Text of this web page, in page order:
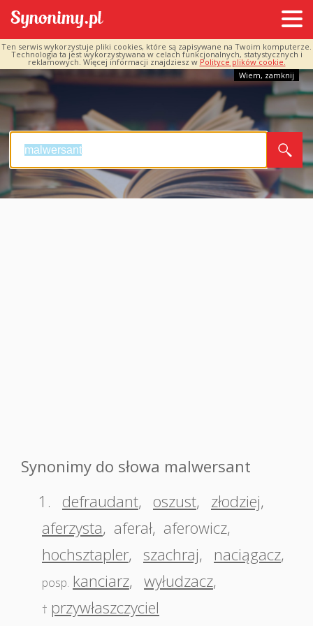
Ten serwis wykorzystuje pliki cookies, które są zapisywane na Twoim komputerze.
Technologia ta jest wykorzystywana w celach funkcjonalnych, statystycznych i
reklamowych. Więcej informacji znajdziesz w Polityce plików cookie.
Wiem, zamknij
Synonimy do słowa malwersant
1.
defraudant, oszust, złodziej,
aferzysta, aferał, aferowicz,
hochsztapler, szachraj, naciągacz,
posp. kanciarz, wyłudzacz,
† przywłaszczyciel